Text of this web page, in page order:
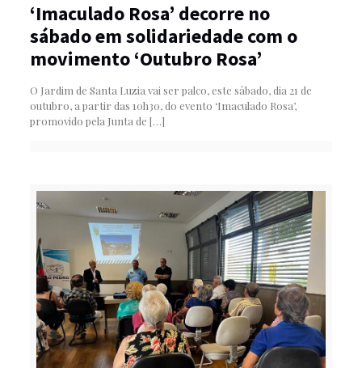
‘Imaculado Rosa’ decorre no
sábado em solidariedade com o
movimento ‘Outubro Rosa’
O Jardim de Santa Luzia vai ser palco, este sábado, dia 21 de
outubro, a partir das 10h30, do evento ‘Imaculado Rosa’,
promovido pela Junta de […]